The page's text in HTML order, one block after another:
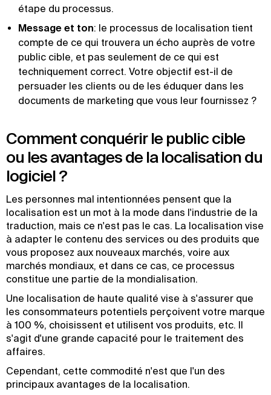
étape du processus.
Message et ton: le processus de localisation tient
compte de ce qui trouvera un écho auprès de votre
public cible, et pas seulement de ce qui est
techniquement correct. Votre objectif est-il de
persuader les clients ou de les éduquer dans les
documents de marketing que vous leur fournissez ?
Comment conquérir le public cible
ou les avantages de la localisation du
logiciel ?
Les personnes mal intentionnées pensent que la
localisation est un mot à la mode dans l'industrie de la
traduction, mais ce n'est pas le cas. La localisation vise
à adapter le contenu des services ou des produits que
vous proposez aux nouveaux marchés, voire aux
marchés mondiaux, et dans ce cas, ce processus
constitue une partie de la mondialisation.
Une localisation de haute qualité vise à s'assurer que
les consommateurs potentiels perçoivent votre marque
à 100 %, choisissent et utilisent vos produits, etc. Il
s'agit d'une grande capacité pour le traitement des
affaires.
Cependant, cette commodité n'est que l'un des
principaux avantages de la localisation.